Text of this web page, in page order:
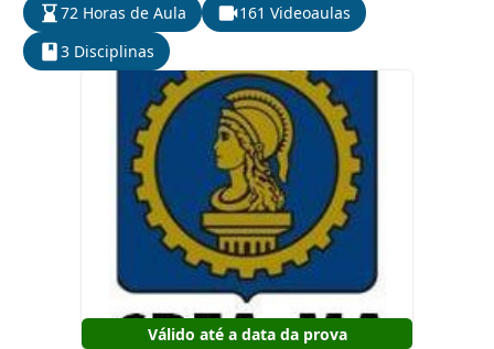
72 Horas de Aula
161 Videoaulas
3 Disciplinas
Válido até a data da prova